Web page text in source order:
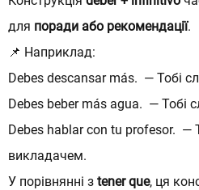
для поради або рекомендації.
📌 Наприклад:
Debes descansar más. — Тобі
Debes beber más agua. — Тобі
Debes hablar con tu profesor. —
викладачем.
У порівнянні зtener que, ця